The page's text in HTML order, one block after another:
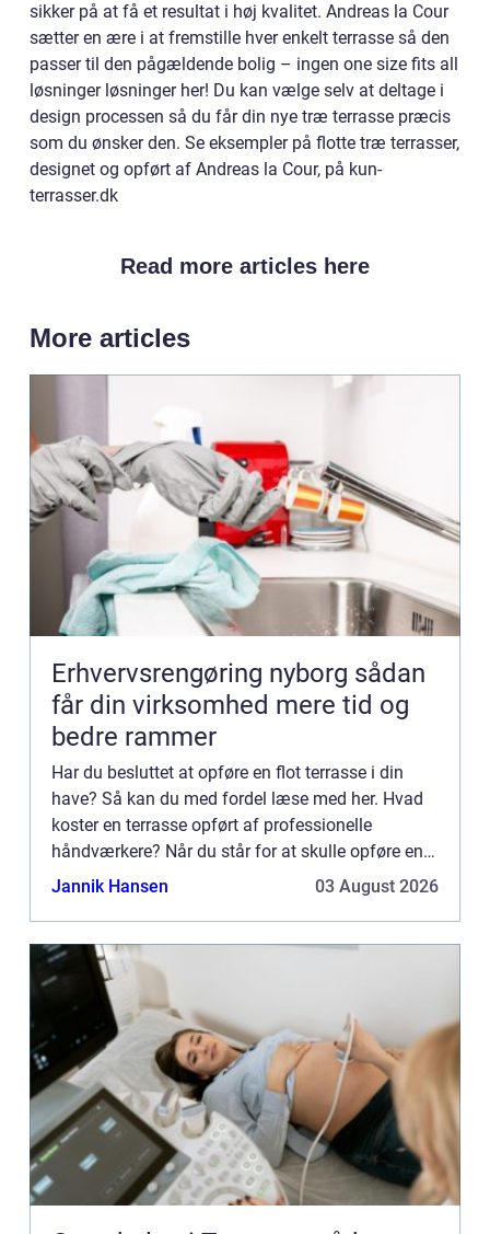
sikker på at få et resultat i høj kvalitet. Andreas la Cour
sætter en ære i at fremstille hver enkelt terrasse så den
passer til den pågældende bolig – ingen one size fits all
løsninger løsninger her! Du kan vælge selv at deltage i
design processen så du får din nye træ terrasse præcis
som du ønsker den. Se eksempler på flotte træ terrasser,
designet og opført af Andreas la Cour, på kun-
terrasser.dk
Read more articles here
More articles
Erhvervsrengøring nyborg sådan
får din virksomhed mere tid og
bedre rammer
Har du besluttet at opføre en flot terrasse i din
have? Så kan du med fordel læse med her. Hvad
koster en terrasse opført af professionelle
håndværkere? Når du står for at skulle opføre en
l&ae...
Jannik Hansen 03 August 2026